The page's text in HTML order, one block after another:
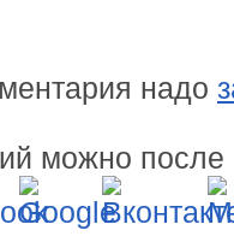
надо
можно после